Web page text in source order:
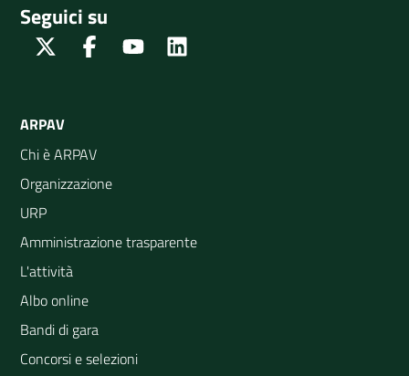
Seguici su
Twitter FacebookYoutube
ARPAV
Chi è ARPAV
Organizzazione
URP
Amministrazione trasparente
L'attività
Albo online
Bandi di gara
Concorsi e selezioni